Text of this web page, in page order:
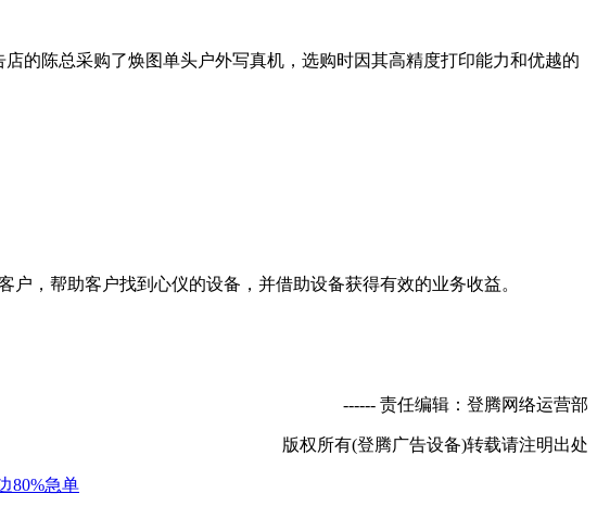
的陈总采购了焕图单头户外写真机，选购时因其高精度打印能力和优越的
，帮助客户找到心仪的设备，并借助设备获得有效的业务收益。
------ 责任编辑：登腾网络运营部
版权所有(登腾广告设备)转载请注明出处
80%急单